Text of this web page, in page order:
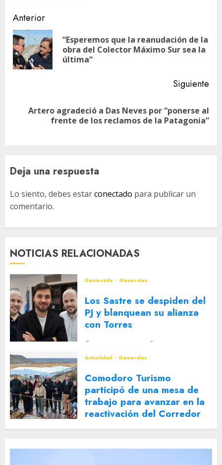
Navegación
de
entradas
Anterior
“Esperemos que la reanudación de la
obra del Colector Máximo Sur sea la
última”
Siguiente
Siguiente
Artero agradeció a Das Neves por “ponerse al
frente de los reclamos de la Patagonia”
Deja una respuesta
Lo siento, debes estarconectado para publicar un
comentario.
NOTICIAS RELACIONADAS
Destacada Generales
Los Sastre se despiden del
PJ y blanquean su alianza
con Torres
Actualidad
Generales
Comodoro Turismo
participó de una mesa de
trabajo para avanzar en la
reactivación del Corredor
Turístico Integrado